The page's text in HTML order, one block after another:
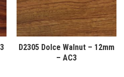
D2305 Dolce Walnut – 12mm
– AC3